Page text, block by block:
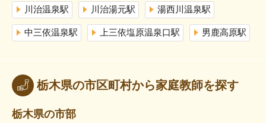
川治温泉駅 川治湯元駅 湯西川温泉駅
中三依温泉駅 上三依塩原温泉口駅 男鹿高原駅
栃木県の市区町村から家庭教師を探す
栃木県の市部